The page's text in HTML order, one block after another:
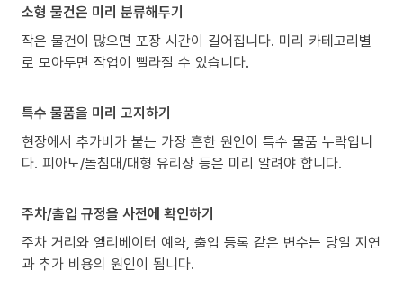
소형 물건은 미리 분류해두기
작은 물건이 많으면 포장 시간이 길어집니다. 미리 카테고리별
로 모아두면 작업이 빨라질 수 있습니다.
특수 물품을 미리 고지하기
현장에서 추가비가 붙는 가장 흔한 원인이 특수 물품 누락입니
다. 피아노/돌침대/대형 유리장 등은 미리 알려야 합니다.
주차/출입 규정을 사전에 확인하기
주차 거리와 엘리베이터 예약, 출입 등록 같은 변수는 당일 지연
과 추가 비용의 원인이 됩니다.